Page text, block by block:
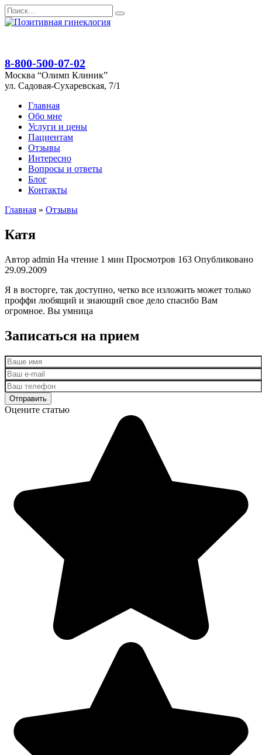
Перейти
к
Search
for:
8-800-500-07-02
Москва “Олимп Клиник”
ул. Садовая-Сухаревская, 7/1
Главная
Обо мне
Услуги и цены
Пациентам
Отзывы
Интересно
Вопросы и ответы
Блог
Контакты
Главная » Отзывы
Катя
Автор admin На чтение 1 мин Просмотров 163 Опубликовано
29.09.2009
Я в восторге, так доступно, четко все изложить может только
проффи любящий и знающий свое дело спасибо Вам
огромное. Вы умница
Записаться на прием
Оцените статью